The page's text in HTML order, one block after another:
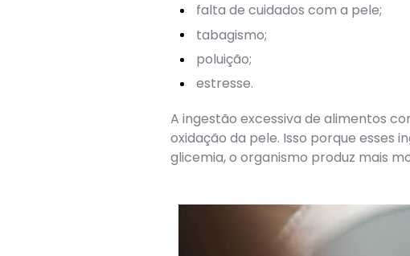
falta de cuidados com a pele;
tabagismo;
poluição;
estresse.
A ingestão excessiva de alimentos
oxidação da pele. Isso porque esses
glicemia, o organismo produz mais